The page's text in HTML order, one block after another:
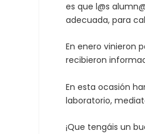
es que l@s
adecuada, para
En enero vinieron
recibieron
En esta ocasión
laboratorio,
¡Que tengáis un